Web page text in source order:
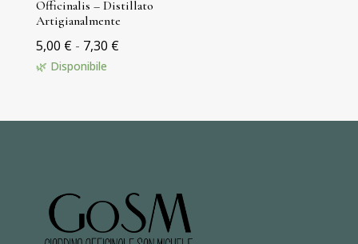
Officinalis – Distillato
Artigianalmente
5,00 € - 7,30 €Fascia
🌿 Disponibile